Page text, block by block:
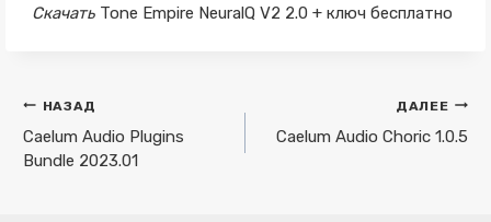
Скачать Tone Empire NeuralQ V2 2.0 + ключ бесплатно
Навигация
по
записям
НАЗАД
Caelum Audio Plugins
Bundle 2023.01
ДАЛЕЕ
Caelum Audio Choric 1.0.5